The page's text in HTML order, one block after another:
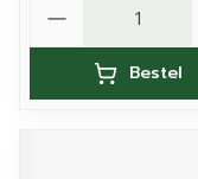
Bestel